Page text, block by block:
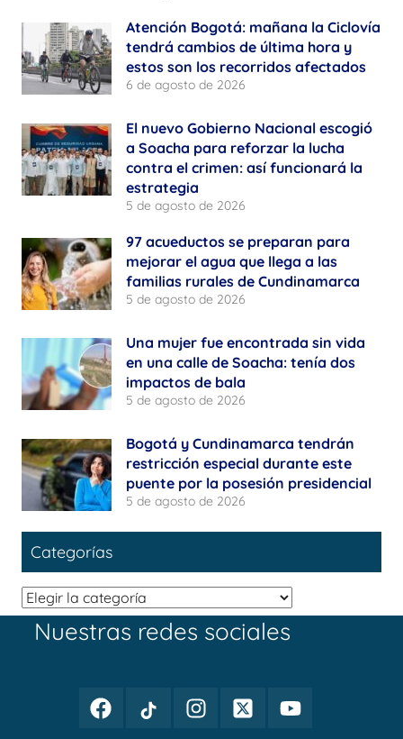
Atención Bogotá: mañana la Ciclovía
tendrá cambios de última hora y
estos son los recorridos afectados
6 de agosto de 2026
El nuevo Gobierno Nacional escogió
a Soacha para reforzar la lucha
contra el crimen: así funcionará la
estrategia
5 de agosto de 2026
97 acueductos se preparan para
mejorar el agua que llega a las
familias rurales de Cundinamarca
5 de agosto de 2026
Una mujer fue encontrada sin vida
en una calle de Soacha: tenía dos
impactos de bala
5 de agosto de 2026
Bogotá y Cundinamarca tendrán
restricción especial durante este
puente por la posesión presidencial
5 de agosto de 2026
Categorías
Categorías
Nuestras redes sociales
Facebook
Periodismo
TikTok
Periodismo
InstagramTwitterYoutube